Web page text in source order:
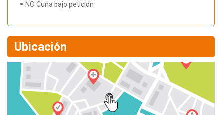
NO Cuna bajo petición
Ubicación